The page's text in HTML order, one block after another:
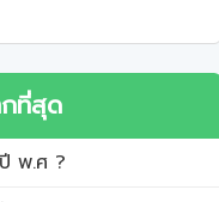
กที่สุด
พ.ศ ?